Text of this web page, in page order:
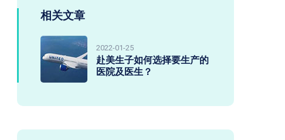
相关文章
2022-01-25
赴美生子如何选择要生产的
医院及医生？